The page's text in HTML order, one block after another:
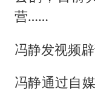
营……
冯静发视频
冯静通过自